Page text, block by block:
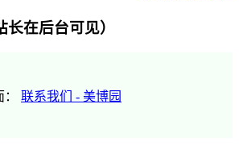
长在后台可见）
联系我们 - 美博园